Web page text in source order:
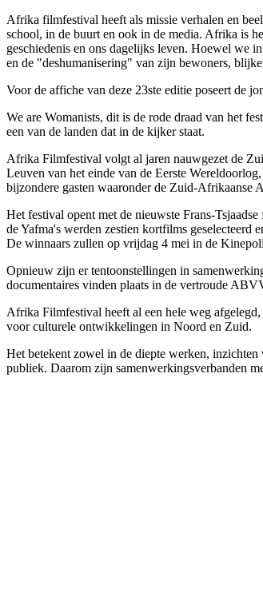
Afrika filmfestival heeft als missie verhalen en
school, in de buurt en ook in de media. Afrika is
geschiedenis en ons dagelijks leven. Hoewel we
en de "deshumanisering" van zijn bewoners,
Voor de affiche van deze 23ste editie poseert de
We are Womanists, dit is de rode draad van het
een van de landen dat in de kijker staat.
Afrika Filmfestival volgt al jaren nauwgezet de
Leuven van het einde van de Eerste
bijzondere gasten waaronder de Zuid-Afrikaanse
Het festival opent met de nieuwste Frans-
de Yafma's werden zestien kortfilms
De winnaars zullen op vrijdag 4 mei in de
Opnieuw zijn er tentoonstellingen in
documentaires vinden plaats in de vertroude
Afrika Filmfestival heeft al een hele weg
voor culturele ontwikkelingen in Noord en Zuid.
Het betekent zowel in de diepte werken,
publiek. Daarom zijn samenwerkingsverbanden